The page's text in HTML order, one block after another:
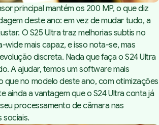
principal mantém os 200 MP, o que diz
deste ano: em vez de mudar tudo, a
O S25 Ultra traz melhorias subtis no
wide mais capaz, e isso nota-se, mas
discreta. Nada que faça oS24 Ultra
A ajudar, temos um software mais
que no modelo deste ano, com otimizações
ainda a vantagem que o S24 Ultra conta já
processamento de câmara nas
sociais.